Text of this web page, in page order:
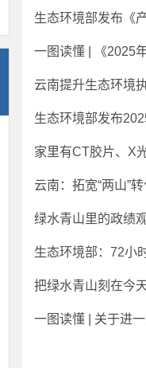
生态环境部发布《
一图读懂 | 《2025
云南提升生态环境
生态环境部发布
家里有CT胶片、X
云南：拓宽“两山”转
绿水青山里的政绩
生态环境部：72小
把绿水青山刻在今
一图读懂 | 关于进